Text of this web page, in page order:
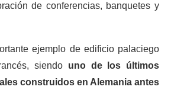
de conferencias, banquetes y
ejemplo de edificio palaciego
siendo uno de los últimos
construidos en Alemania antes